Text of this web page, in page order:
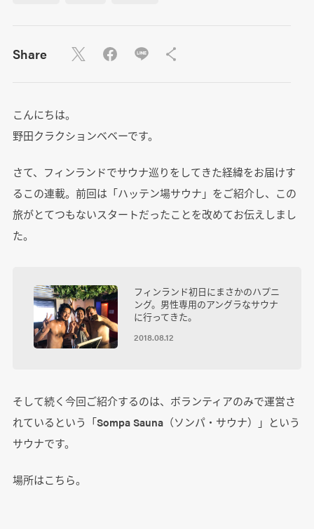
Share
こんにちは。
野田クラクションベベーです。
さて、フィンランドでサウナ巡りをしてきた経緯をお届けす
るこの連載。前回は「ハッテン場サウナ」をご紹介し、この
旅がとてつもないスタートだったことを改めてお伝えしまし
た。
フィンランド初日にまさかのハプニ
ング。男性専用のアングラなサウナ
に行ってきた。
2018.08.12
そして続く今回ご紹介するのは、ボランティアのみで運営さ
れているという「Sompa Sauna（ソンパ・サウナ）」という
サウナです。
場所はこちら。